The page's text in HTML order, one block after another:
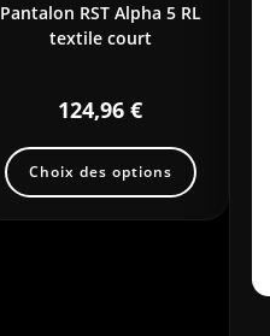
Pantalon RST Alpha 5 RL
textile court
124,96€
Choix des options